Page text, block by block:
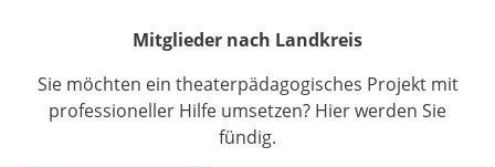
Mitglieder nach Landkreis
Sie möchten ein theaterpädagogisches Projekt mit
professioneller Hilfe umsetzen? Hier werden Sie
fündig.